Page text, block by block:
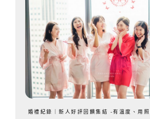
婚禮紀錄｜新人好評回饋集結 -有溫度、用